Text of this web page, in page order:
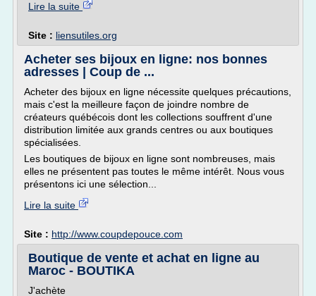
Lire la suite
Site : liensutiles.org
Acheter ses bijoux en ligne: nos bonnes
adresses | Coup de ...
Acheter des bijoux en ligne nécessite quelques précautions,
mais c'est la meilleure façon de joindre nombre de
créateurs québécois dont les collections souffrent d'une
distribution limitée aux grands centres ou aux boutiques
spécialisées.
Les boutiques de bijoux en ligne sont nombreuses, mais
elles ne présentent pas toutes le même intérêt. Nous vous
présentons ici une sélection...
Lire la suite
Site : http://www.coupdepouce.com
Boutique de vente et achat en ligne au
Maroc - BOUTIKA
J'achète